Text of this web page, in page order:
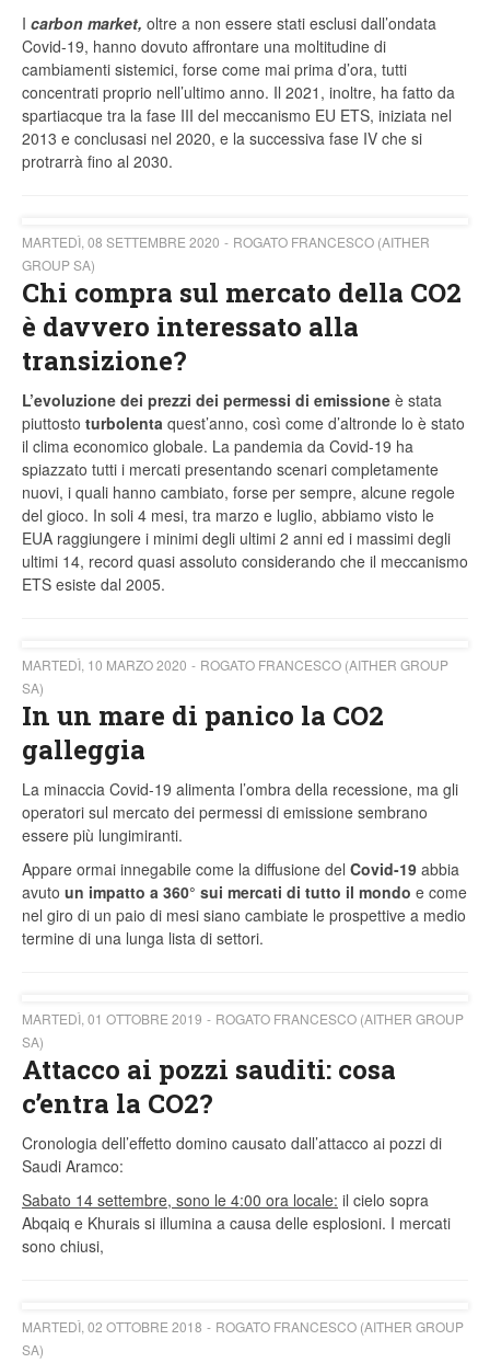
I carbon market, oltre a non essere stati esclusi dall’ondata
Covid-19, hanno dovuto affrontare una moltitudine di
cambiamenti sistemici, forse come mai prima d’ora, tutti
concentrati proprio nell’ultimo anno. Il 2021, inoltre, ha fatto da
spartiacque tra la fase III del meccanismo EU ETS, iniziata nel
2013 e conclusasi nel 2020, e la successiva fase IV che si
protrarrà fino al 2030.
MARTEDÌ, 08 SETTEMBRE 2020
ROGATO FRANCESCO (AITHER
GROUP SA)
Chi compra sul mercato della CO2
è davvero interessato alla
transizione?
L’evoluzione dei prezzi dei permessi di emissione è stata
piuttosto turbolenta quest’anno, così come d’altronde lo è stato
il clima economico globale. La pandemia da Covid-19 ha
spiazzato tutti i mercati presentando scenari completamente
nuovi, i quali hanno cambiato, forse per sempre, alcune regole
del gioco. In soli 4 mesi, tra marzo e luglio, abbiamo visto le
EUA raggiungere i minimi degli ultimi 2 anni ed i massimi degli
ultimi 14, record quasi assoluto considerando che il meccanismo
ETS esiste dal 2005.
MARTEDÌ, 10 MARZO 2020
ROGATO FRANCESCO (AITHER GROUP
SA)
In un mare di panico la CO2
galleggia
La minaccia Covid-19 alimenta l’ombra della recessione, ma gli
operatori sul mercato dei permessi di emissione sembrano
essere più lungimiranti.
Appare ormai innegabile come la diffusione del Covid-19 abbia
avuto un impatto a 360° sui mercati di tutto il mondo e come
nel giro di un paio di mesi siano cambiate le prospettive a medio
termine di una lunga lista di settori.
MARTEDÌ, 01 OTTOBRE 2019
ROGATO FRANCESCO (AITHER GROUP
SA)
Attacco ai pozzi sauditi: cosa
c’entra la CO2?
Cronologia dell’effetto domino causato dall’attacco ai pozzi di
Saudi Aramco:
Sabato 14 settembre, sono le 4:00 ora locale: il cielo sopra
Abqaiq e Khurais si illumina a causa delle esplosioni. I mercati
sono chiusi,
MARTEDÌ, 02 OTTOBRE 2018
ROGATO FRANCESCO (AITHER GROUP
SA)